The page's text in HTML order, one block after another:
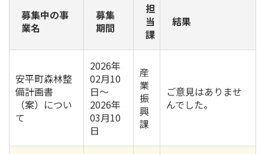
募集中の事
業名
募集
期間
担
当
課
結果
安平町森林整
備計画書
（案）につい
て
2026年
02月10
日〜
2026年
03月10
日
産
業
振
興
課
ご意見はありませ
んでした。